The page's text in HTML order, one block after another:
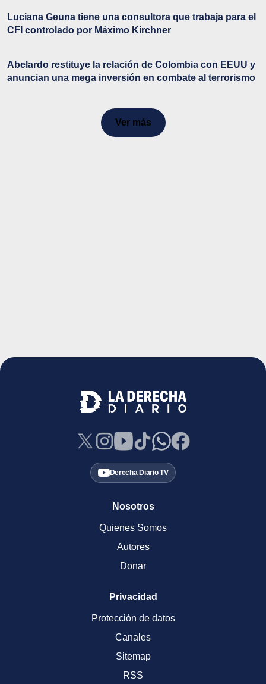
Luciana Geuna tiene una consultora que trabaja para el
CFI controlado por Máximo Kirchner
Abelardo restituye la relación de Colombia con EEUU y
anuncian una mega inversión en combate al terrorismo
Ver más
Derecha Diario TV
Nosotros
Quienes Somos
Autores
Donar
Privacidad
Protección de datos
Canales
Sitemap
RSS